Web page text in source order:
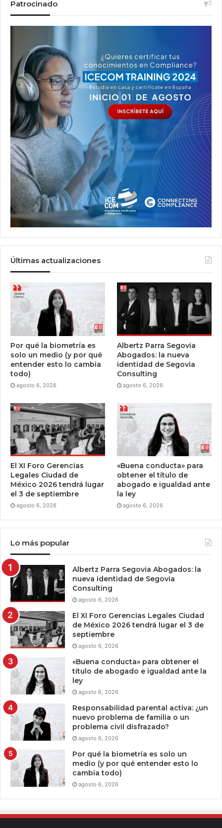
Patrocinado
Últimas actualizaciones
Por qué la biometría es
solo un medio (y por qué
entender esto lo cambia
todo)
agosto 6, 2026
Albertz Parra Segovia
Abogados: la nueva
identidad de Segovia
Consulting
agosto 6, 2026
El XI Foro Gerencias
Legales Ciudad de
México 2026 tendrá lugar
el 3 de septiembre
agosto 6, 2026
«Buena conducta» para
obtener el título de
abogado e igualdad ante
la ley
agosto 6, 2026
Lo más popular
Albertz Parra Segovia Abogados: la
nueva identidad de Segovia
Consulting
agosto 6, 2026
El XI Foro Gerencias Legales Ciudad
de México 2026 tendrá lugar el 3 de
septiembre
agosto 6, 2026
«Buena conducta» para obtener el
título de abogado e igualdad ante la
ley
agosto 6, 2026
Responsabilidad parental activa: ¿un
nuevo problema de familia o un
problema civil disfrazado?
agosto 6, 2026
Por qué la biometría es solo un
medio (y por qué entender esto lo
cambia todo)
agosto 6, 2026